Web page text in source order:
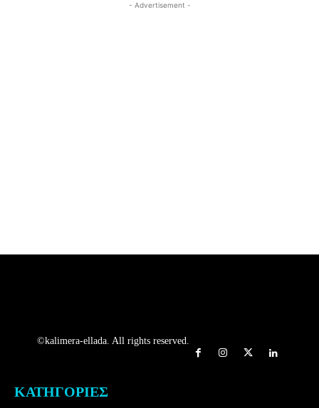
- Advertisement -
©kalimera-ellada. All rights reserved.
ΚΑΤΗΓΟΡΙΕΣ